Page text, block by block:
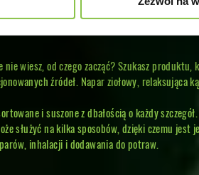
nie wiesz, od czego zacząć? Szukasz
źródeł. Napar ziołowy,
i suszone z dbałością o każdy
służyć na kilka sposobów, dzięki czemu
inhalacji i dodawania do potraw.